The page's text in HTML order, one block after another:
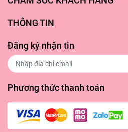
THÔNG TIN
Đăng ký nhận tin
Phương thức thanh toán